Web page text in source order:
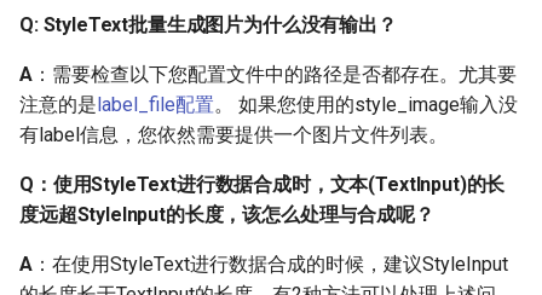
Q: 怎么解决paddleOCR在
T4卡上有越预测越慢的情
Q: 在windows上进行cpp
inference的部署时，总是
提示找不到
Q: StyleText批量生成图片为什么没有输出？
A ：需要检查以下您配置文件中的路径是否都存在。尤其要
注意的是label_file配置。 如果您使用的style_image输入没
有label信息，您依然需要提供一个图片文件列表。
Q：使用StyleText进行数据合成时，文本(TextInput)的长
度远超StyleInput的长度，该怎么处理与合成呢？
A ：在使用StyleText进行数据合成的时候，建议StyleInput